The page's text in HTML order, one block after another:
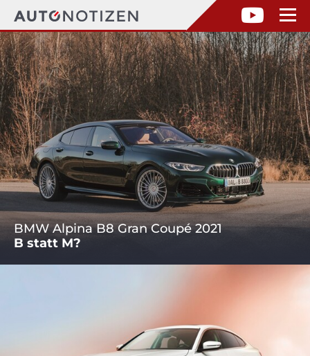
BMW Alpina B8 Gran Coupé 2021
B statt M?